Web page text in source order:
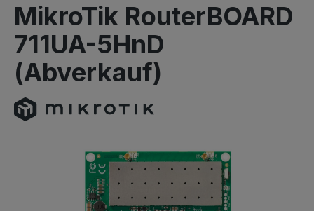
MikroTik RouterBOARD
711UA-5HnD
(Abverkauf)